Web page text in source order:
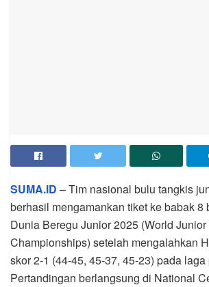
SUMA.ID – Tim nasional bulu tangkis
berhasil mengamankan tiket ke babak 8
Dunia Beregu Junior 2025 (World
Championships) setelah mengalahkan
skor 2-1 (44-45, 45-37, 45-23) pada laga
Pertandingan berlangsung di National